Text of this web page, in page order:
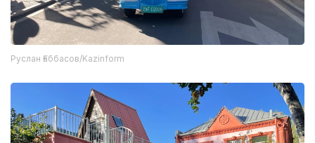
Руслан Ғаббасов/Kazinform